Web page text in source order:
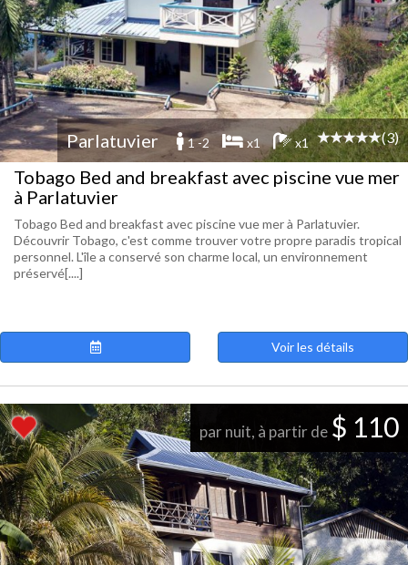
Parlatuvier 1 -2 x1 x1 (3)
Tobago Bed and breakfast avec piscine vue mer
à Parlatuvier
Tobago Bed and breakfast avec piscine vue mer à Parlatuvier.
Découvrir Tobago, c'est comme trouver votre propre paradis tropical
personnel. L'île a conservé son charme local, un environnement
préservé[....]
Voir les détails
par nuit, à partir de $ 110